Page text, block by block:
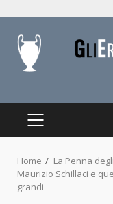
content
PRIMARY
Home
La Penna
Maurizio Schillaci e
grandi